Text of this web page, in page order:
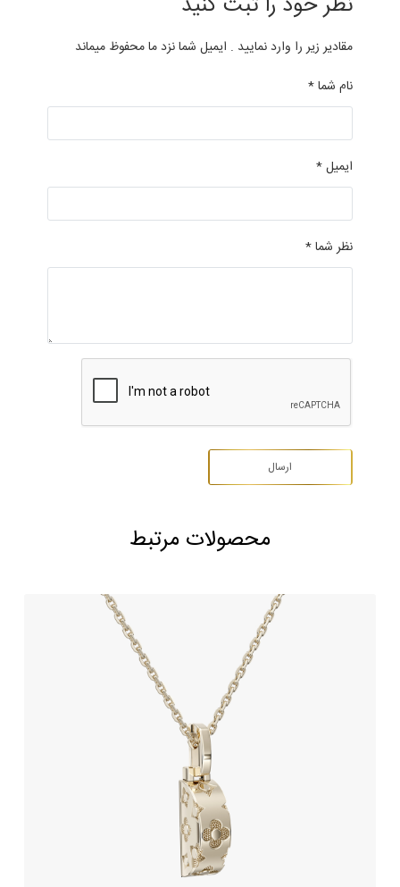
مقادیر زیر را وارد نمایید . ایمیل شما نزد ما محفوظ میماند
نام شما *
ایمیل *
نظر شما *
محصولات مرتبط
آویز طلا طرح لویی ویتون
234,690,000